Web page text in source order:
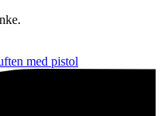
med pistol